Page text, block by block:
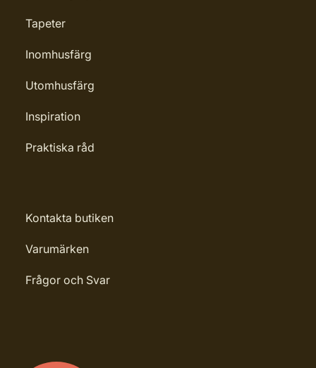
Tapeter
Inomhusfärg
Utomhusfärg
Inspiration
Praktiska råd
Kontakta butiken
Varumärken
Frågor och Svar